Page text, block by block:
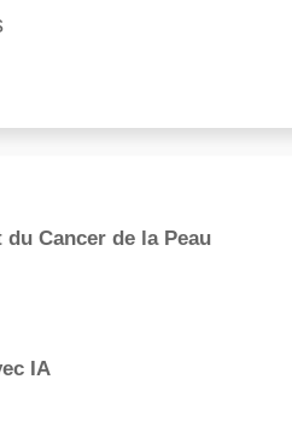
Cancer de la Peau
IA